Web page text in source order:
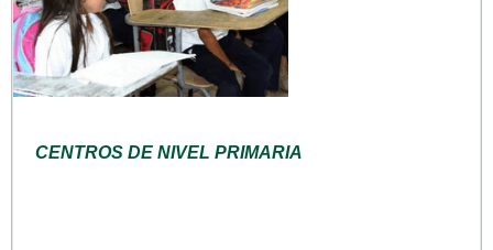
CENTROS DE NIVEL PRIMARIA